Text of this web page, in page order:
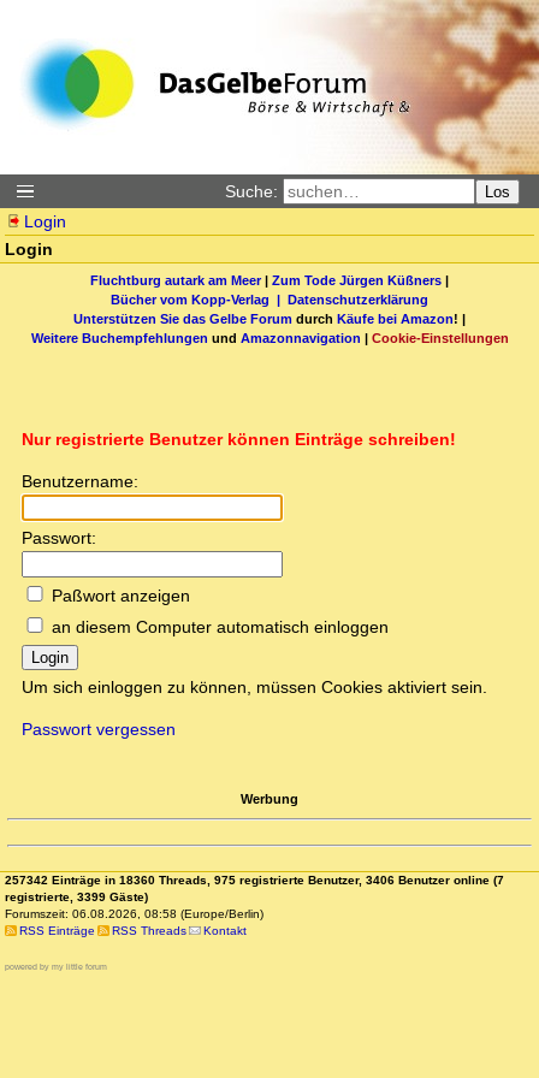
Suche: Los
Login
Login
Fluchtburg autark am Meer| Zum Tode Jürgen Küßners |
Bücher vom Kopp-Verlag | Datenschutzerklärung
Unterstützen Sie das Gelbe Forum durch Käufe bei Amazon! |
Weitere Buchempfehlungen und Amazonnavigation | Cookie-Einstellungen
Nur registrierte Benutzer können Einträge schreiben!
Benutzername:
Passwort:
Paßwort anzeigen
an diesem Computer automatisch einloggen
Login
Um sich einloggen zu können, müssen Cookies aktiviert sein.
Passwort vergessen
Werbung
257342 Einträge in 18360 Threads, 975 registrierte Benutzer, 3406 Benutzer online (7
registrierte, 3399 Gäste)
Forumszeit: 06.08.2026, 08:58 (Europe/Berlin)
RSS Einträge
RSS Threads Kontakt
powered by my little forum